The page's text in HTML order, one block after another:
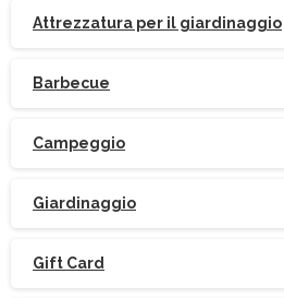
Attrezzatura per il giardinaggio
Barbecue
Campeggio
Giardinaggio
Gift Card